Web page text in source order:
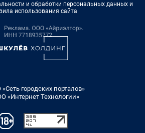
и обработки персональных данных и
использования сайта
городских порталов»
«Интернет Технологии»